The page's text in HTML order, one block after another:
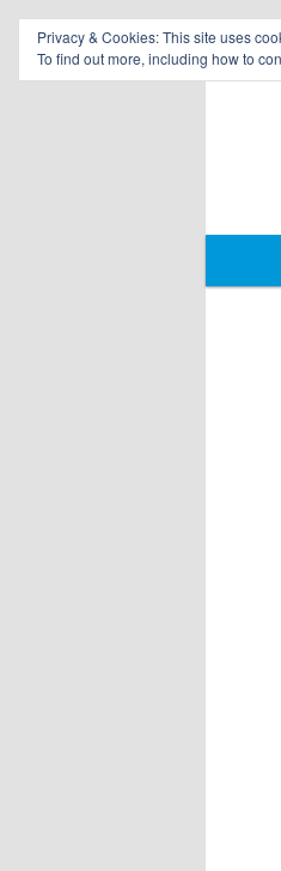
Privacy & Cookies: This site uses
To find out more, including how to